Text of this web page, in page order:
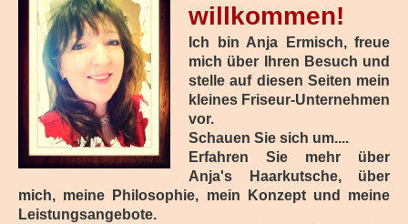
willkommen!
Ich bin Anja Ermisch, freue
mich über Ihren Besuch und
stelle auf diesen Seiten mein
kleines Friseur-Unternehmen
vor.
Schauen Sie sich um....
Erfahren Sie mehr über
Anja's Haarkutsche, über
mich, meine Philosophie, mein Konzept und meine
Leistungsangebote.